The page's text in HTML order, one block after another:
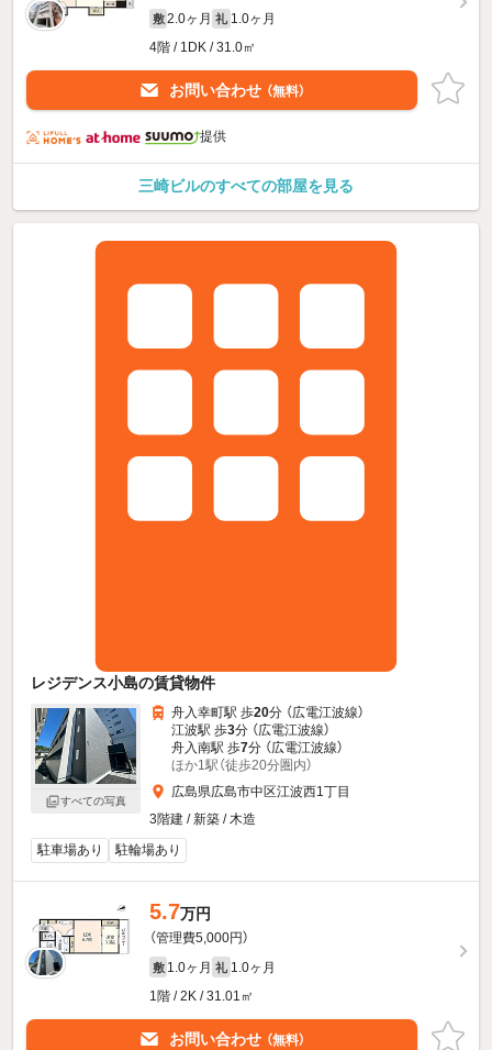
敷 2.0ヶ月 礼 1.0ヶ月
4階 / 1DK / 31.0㎡
お問い合わせ （無料）
提供
三崎ビルのすべての部屋を見る
レジデンス小島の賃貸物件
すべての写真
舟入幸町駅 歩20分 （広電江波線）
江波駅 歩3分 （広電江波線）
舟入南駅 歩7分 （広電江波線）
ほか1駅（徒歩20分圏内）
広島県広島市中区江波西1丁目
3階建 / 新築 / 木造
駐車場あり
駐輪場あり
5.7万円
（管理費5,000円）
敷 1.0ヶ月 礼 1.0ヶ月
1階 / 2K / 31.01㎡
お問い合わせ （無料）